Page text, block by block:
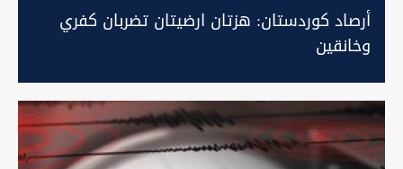
أرصاد كوردستان: هزتان ارضيتان تضربان كفري
وخانقين